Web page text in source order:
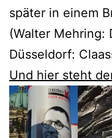
später in einem
(Walter Mehring:
Düsseldorf:
Und hier steht